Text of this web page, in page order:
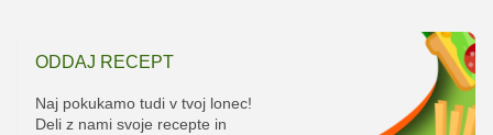
ODDAJ RECEPT
Naj pokukamo tudi v tvoj lonec!
Deli z nami svoje recepte in